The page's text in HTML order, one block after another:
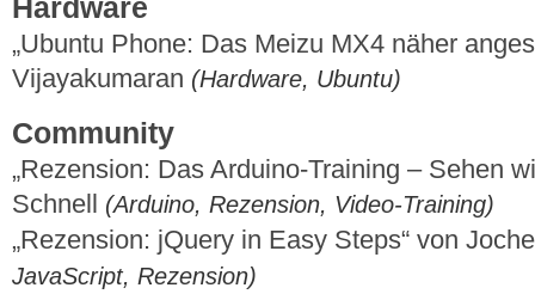
Hardware
„Ubuntu Phone: Das Meizu MX4 näher
Vijayakumaran (Hardware, Ubuntu)
Community
„Rezension: Das Arduino-Training – Sehen
Schnell (Arduino, Rezension, Video-Training)
„Rezension: jQuery in Easy Steps“ von
JavaScript, Rezension)